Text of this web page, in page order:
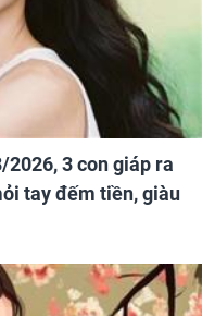
3 con giáp ra
tay đếm tiền, giàu